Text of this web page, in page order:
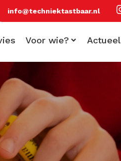
info@techniektastbaar.nl
Voor wie?
Voor bezoekers
Voor bedrijven
Actueel